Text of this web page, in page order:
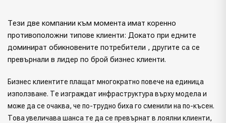
Тези две компании към момента имат коренно
противоположни типове клиенти: Докато при едните
доминират обикновените потребители , другите са се
превърнали в лидер по брой бизнес клиенти.
Бизнес клиентите плащат многократно повече на единица
използване. Те изграждат инфраструктура върху модела и
може да се очаква, че по-трудно биха го сменили на по-късен.
Това увеличава шанса те да се превърнат в лоялни клиенти,